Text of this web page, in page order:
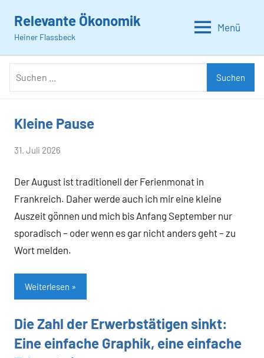
Inhalt
springen
Relevante Ökonomik
Heiner Flassbeck
Menü
Suchen
Allgemein
Kleine Pause
von
Flassbeck
31. Juli 2026
Der August ist traditionell der Ferienmonat in
Frankreich. Daher werde auch ich mir eine kleine
Auszeit gönnen und mich bis Anfang September nur
sporadisch – oder wenn es gar nicht anders geht – zu
Wort melden.
Weiterlesen
Allgemein
Die Zahl der Erwerbstätigen sinkt:
Eine einfache Graphik, eine einfache